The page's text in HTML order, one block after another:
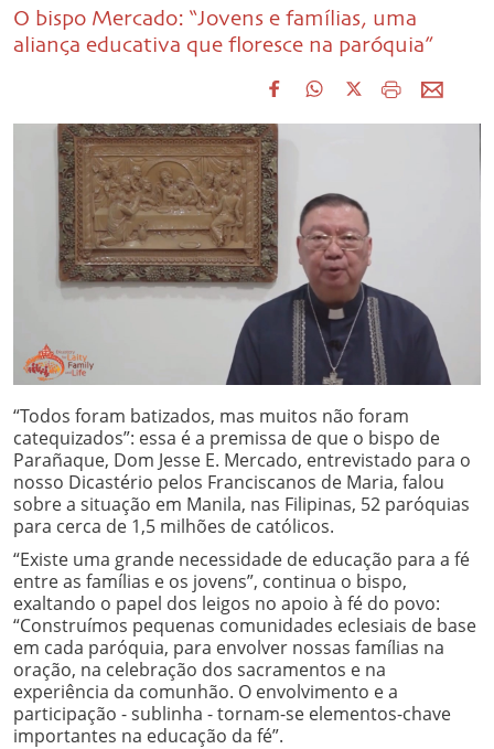
O bispo Mercado: “Jovens e famílias, uma
aliança educativa que floresce na paróquia”
“Todos foram batizados, mas muitos não foram
catequizados”: essa é a premissa de que o bispo de
Parañaque, Dom Jesse E. Mercado, entrevistado para o
nosso Dicastério pelos Franciscanos de Maria, falou
sobre a situação em Manila, nas Filipinas, 52 paróquias
para cerca de 1,5 milhões de católicos.
“Existe uma grande necessidade de educação para a fé
entre as famílias e os jovens”, continua o bispo,
exaltando o papel dos leigos no apoio à fé do povo:
“Construímos pequenas comunidades eclesiais de base
em cada paróquia, para envolver nossas famílias na
oração, na celebração dos sacramentos e na
experiência da comunhão. O envolvimento e a
participação - sublinha - tornam-se elementos-chave
importantes na educação da fé”.